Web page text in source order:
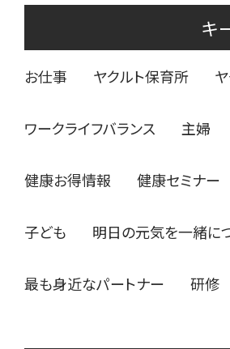
キ
お仕事 ヤクルト保育所
ワークライフバランス 主婦
健康お得情報 健康セミナー
子ども 明日の元気を一緒に
最も身近なパートナー 研修